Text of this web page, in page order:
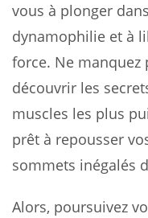
vous à plonger
dynamophilie et à
force. Ne manquez
découvrir les
muscles les plus
prêt à repousser
sommets inégalés
Alors, poursuivez